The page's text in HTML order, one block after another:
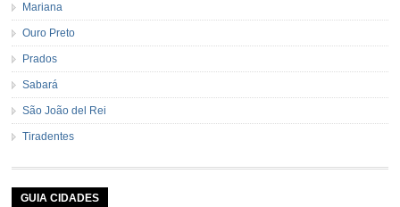
Mariana
Ouro Preto
Prados
Sabará
São João del Rei
Tiradentes
GUIA CIDADES